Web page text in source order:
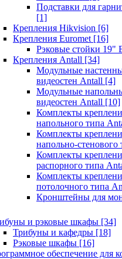
Подставки для
[1]
Крепления Hikvision [6]
Крепления Euromet [16]
Рэковые стойки 19"
Крепления Antall [34]
Модульные
видеостен Antall [4]
Модульные
видеостен Antall [10]
Комплекты
напольного типа
Комплекты
напольно-стенового
Комплекты
распорного типа
Комплекты
потолочного типа
Кронштейны для
и рэковые шкафы [34]
Трибуны и кафедры [18]
Рэковые шкафы [16]
обеспечение для